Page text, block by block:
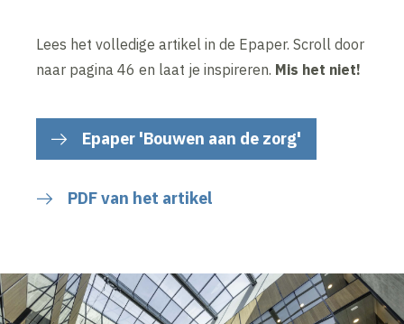
Lees het volledige artikel in de Epaper. Scroll door
naar pagina 46 en laat je inspireren. Mis het niet!
Epaper 'Bouwen aan de zorg'
PDF van het artikel